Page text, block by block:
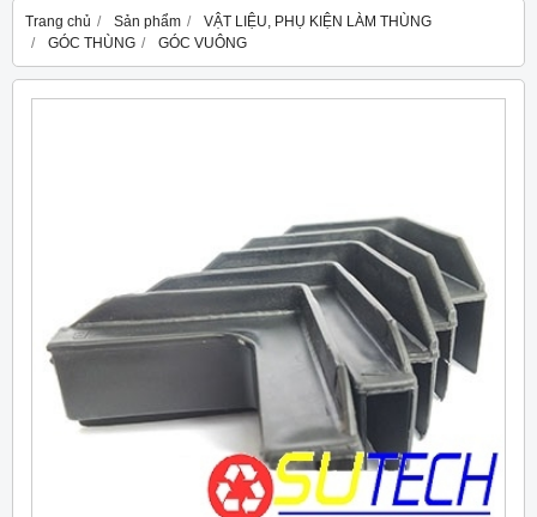
Trang chủ Sản phẩm
VẬT LIỆU, PHỤ KIỆN LÀM THÙNG
GÓC THÙNG
GÓC VUÔNG